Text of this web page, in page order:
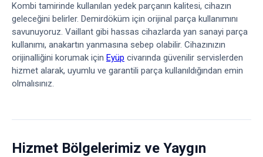
Kombi tamirinde kullanılan yedek parçanın kalitesi, cihazın
geleceğini belirler. Demirdöküm için orijinal parça kullanımını
savunuyoruz. Vaillant gibi hassas cihazlarda yan sanayi parça
kullanımı, anakartın yanmasına sebep olabilir. Cihazınızın
orijinalliğini korumak için Eyüp civarında güvenilir servislerden
hizmet alarak, uyumlu ve garantili parça kullanıldığından emin
olmalısınız.
Hizmet Bölgelerimiz ve Yaygın